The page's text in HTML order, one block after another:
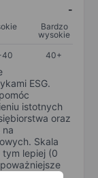
-
Bardzo
wysokie
40+
ESG.
istotnych
oraz
Skala
lepiej (0